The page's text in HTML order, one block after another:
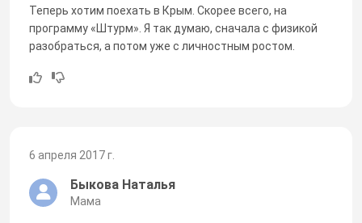
Теперь хотим поехать в Крым. Скорее всего, на
программу «Штурм». Я так думаю, сначала с физикой
разобраться, а потом уже с личностным ростом.
6 апреля 2017 г.
Быкова Наталья
Мама